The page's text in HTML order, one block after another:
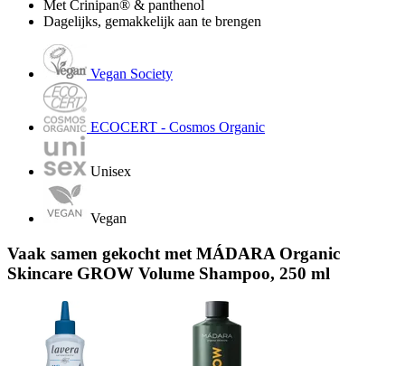
Met Crinipan® & panthenol
Dagelijks, gemakkelijk aan te brengen
Vegan Society
ECOCERT - Cosmos Organic
Unisex
Vegan
Vaak samen gekocht met MÁDARA Organic
Skincare GROW Volume Shampoo, 250 ml